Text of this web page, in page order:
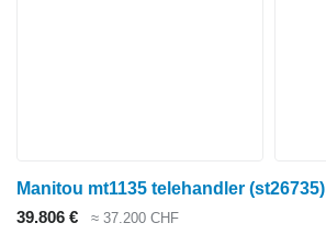
Manitou mt1135 telehandler (st26735)
39.806 €
≈ 37.200 CHF